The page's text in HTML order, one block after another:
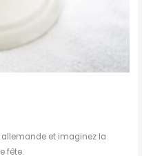
et imaginez la
fête.